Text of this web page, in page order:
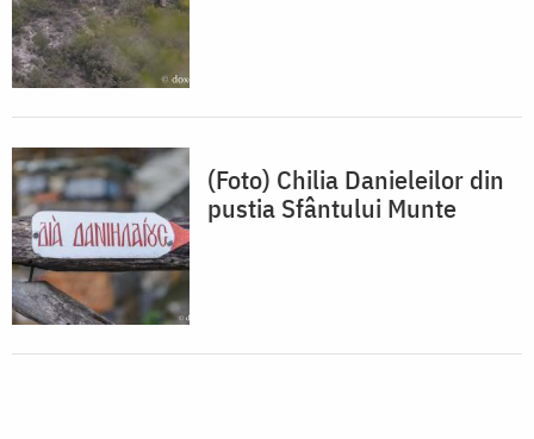
(Foto) Chilia Danieleilor din
pustia Sfântului Munte